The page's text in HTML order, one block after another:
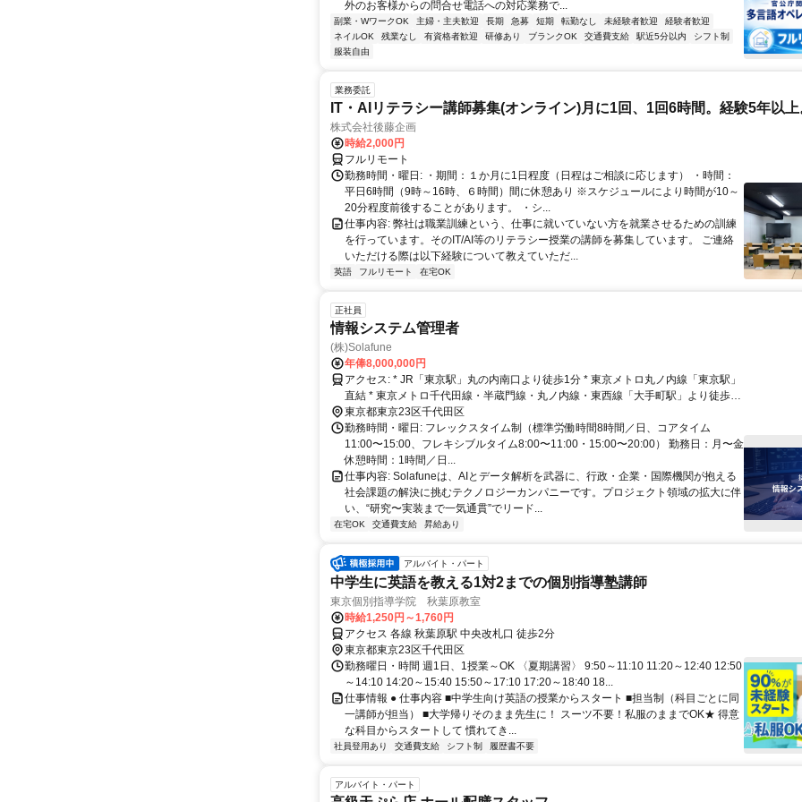
外のお客様からの問合せ電話への対応業務で...
副業・WワークOK 主婦・主夫歓迎 長期 急募 短期 転勤なし 未経験者歓迎
経験者歓迎
ネイルOK
残業なし 有資格者歓迎 研修あり ブランクOK 交通費支給 駅近5分以内
シフト制
服装自由
業務委託
IT・AIリテラシー講師募集(オンライン)月に1回、1回6時間。経験5年以上
株式会社後藤企画
時給2,000円
フルリモート
勤務時間・曜日: ・期間：１か月に1日程度（日程はご相談に応じます） ・時間：
平日6時間（9時～16時、６時間）間に休憩あり ※スケジュールにより時間が10～
20分程度前後することがあります。 ・シ...
仕事内容: 弊社は職業訓練という、仕事に就いていない方を就業させるための訓練
を行っています。そのIT/AI等のリテラシー授業の講師を募集しています。 ご連絡
いただける際は以下経験について教えていただ...
英語 フルリモート 在宅OK
正社員
情報システム管理者
(株)Solafune
年俸8,000,000円
アクセス: * JR「東京駅」丸の内南口より徒歩1分 * 東京メトロ丸ノ内線「東京駅」
直結 * 東京メトロ千代田線・半蔵門線・丸ノ内線・東西線「大手町駅」より徒歩5
分 * 東京メトロ千代田線「二重橋前駅」より徒歩2分
東京都東京23区千代田区
勤務時間・曜日: フレックスタイム制（標準労働時間8時間／日、コアタイム
11:00〜15:00、フレキシブルタイム8:00〜11:00・15:00〜20:00） 勤務日：月〜金
休憩時間：1時間／日...
仕事内容: Solafuneは、AIとデータ解析を武器に、行政・企業・国際機関が抱える
社会課題の解決に挑むテクノロジーカンパニーです。プロジェクト領域の拡大に伴
い、“研究〜実装まで一気通貫”でリード...
在宅OK 交通費支給 昇給あり
アルバイト・パート
中学生に英語を教える1対2までの個別指導塾講師
東京個別指導学院 秋葉原教室
時給1,250円～1,760円
アクセス 各線 秋葉原駅 中央改札口 徒歩2分
東京都東京23区千代田区
勤務曜日・時間 週1日、1授業～OK 〈夏期講習〉 9:50～11:10 11:20～12:40 12:50
～14:10 14:20～15:40 15:50～17:10 17:20～18:40 18...
仕事情報 ● 仕事内容 ■中学生向け英語の授業からスタート ■担当制（科目ごとに同
一講師が担当） ■大学帰りそのまま先生に！ スーツ不要！私服のままでOK★ 得意
な科目からスタートして 慣れてき...
社員登用あり 交通費支給 シフト制 履歴書不要
アルバイト・パート